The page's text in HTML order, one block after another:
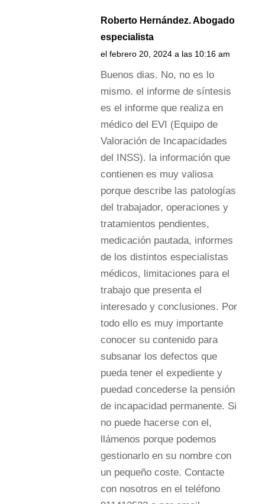
Roberto Hernández. Abogado
especialista
el febrero 20, 2024 a las 10:16 am
Buenos dias. No, no es lo
mismo. el informe de síntesis
es el informe que realiza en
médico del EVI (Equipo de
Valoración de Incapacidades
del INSS). la información que
contienen es muy valiosa
porque describe las patologías
del trabajador, operaciones y
tratamientos pendientes,
medicación pautada, informes
de los distintos especialistas
médicos, limitaciones para el
trabajo que presenta el
interesado y conclusiones. Por
todo ello es muy importante
conocer su contenido para
subsanar los defectos que
pueda tener el expediente y
puedad concederse la pensión
de incapacidad permanente. Si
no puede hacerse con el,
llámenos porque podemos
gestionarlo en su nombre con
un pequeño coste. Contacte
con nosotros en el teléfono